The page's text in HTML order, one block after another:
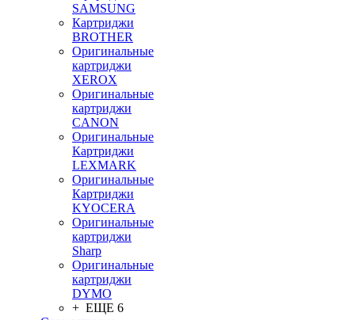
SAMSUNG
Картриджи
BROTHER
Оригинальные
картриджи
XEROX
Оригинальные
картриджи
CANON
Оригинальные
Картриджи
LEXMARK
Оригинальные
Картриджи
KYOCERA
Оригинальные
картриджи
Sharp
Оригинальные
картриджи
DYMO
+ ЕЩЕ 6